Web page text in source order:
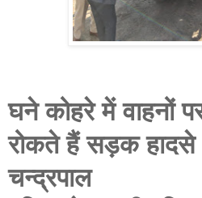
घने कोहरे में वाहनों
रोकते हैं सड़क हादसे
चन्द्रपाल